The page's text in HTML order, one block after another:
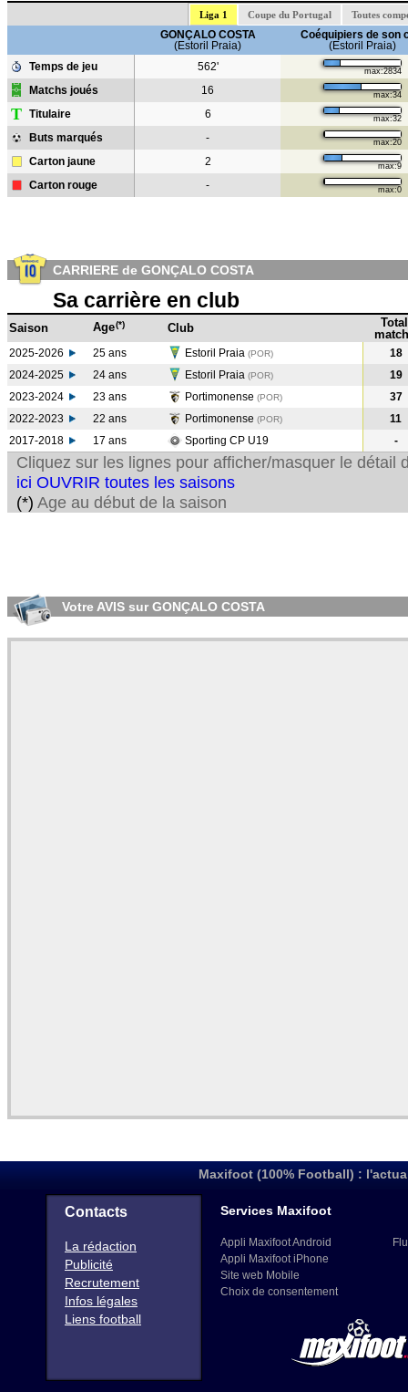
Liga 1 Coupe du Portugal Toutes
GONÇALO COSTA
(Estoril Praia)
Coéquipiers de son
(Estoril Praia)
Temps de jeu
562' max:2834
Matchs joués 16 max:34
T Titulaire 6 max:32
Buts marqués - max:20
Carton jaune 2 max:9
Carton rouge - max:0
CARRIERE de GONÇALO COSTA
Sa carrière en club
Saison Age(*) Club
Total
2025-2026 25 ans Estoril Praia (POR)
18
2024-2025
24 ans Estoril Praia (POR)
19
2023-2024
23 ans Portimonense (POR)
37
2022-2023
22 ans Portimonense (POR)
11
2017-2018
17 ans Sporting CP U19 -
Cliquez sur les lignes pour afficher/masquer le détail
ici OUVRIR toutes les saisons
(*) Age au début de la saison
Votre AVIS sur GONÇALO COSTA
Maxifoot (100% Football) :
Contacts
La rédaction
Publicité
Recrutement
Infos légales
Liens football
Services Maxifoot
Appli Maxifoot Android
Appli Maxifoot iPhone
Site web Mobile
Choix de consentement